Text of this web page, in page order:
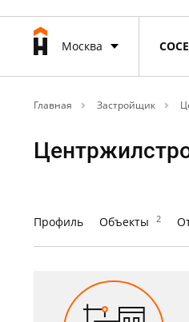
Москва
Главная Застройщик
Профиль Объекты 2